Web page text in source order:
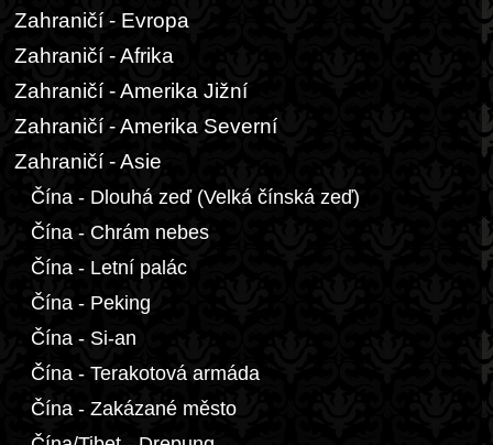
Zahraničí - Evropa
Zahraničí - Afrika
Zahraničí - Amerika Jižní
Zahraničí - Amerika Severní
Zahraničí - Asie
Čína - Dlouhá zeď (Velká čínská zeď)
Čína - Chrám nebes
Čína - Letní palác
Čína - Peking
Čína - Si-an
Čína - Terakotová armáda
Čína - Zakázané město